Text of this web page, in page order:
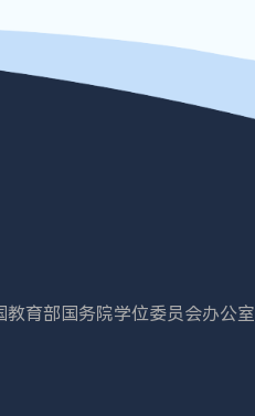
教育部 国务院学位委员会办公室